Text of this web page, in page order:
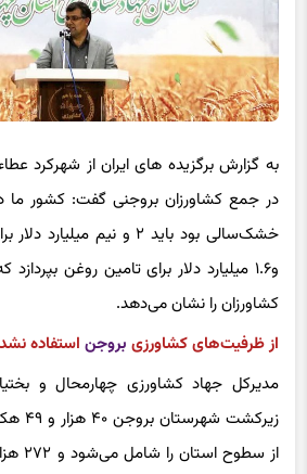
به گزارش برگزیده های ایران از شهرکرد
در جمع کشاورزان بروجنی گفت: کشور ما
خشک‌سالی بود باید ۲ و نیم
و۱.۶ میلیارد دلار برای تامین روغن
کشاورزان را نشان می‌دهد.
از ظرفیت‌های کشاورزی بروجن استفاده
مدیرکل جهاد کشاورزی چهارمحال و
از